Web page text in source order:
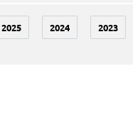
2025 2024 2023